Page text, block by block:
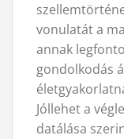
vonulatát a
annak
gondolkodás
Jóllehet a
datálása